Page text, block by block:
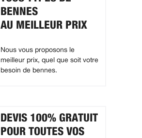
BENNES
AU MEILLEUR PRIX
Nous vous proposons le
meilleur prix, quel que soit votre
besoin de bennes.
DEVIS 100% GRATUIT
POUR TOUTES VOS